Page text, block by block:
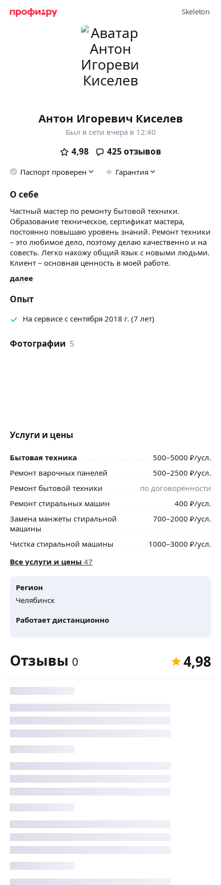
Антон Игоревич Киселев
Был в сети вчера в 12:40
4,98 425 отзывов
Паспорт проверен Гарантия
О себе
Частный мастер по ремонту бытовой техники.
Образование техническое, сертификат мастера,
постоянно повышаю уровень знаний. Ремонт техники
– это любимое дело, поэтому делаю качественно и на
совесть. Легко нахожу общий язык с новыми людьми.
Клиент – основная ценность в моей работе.
далее
Опыт
На сервисе с сентября 2018 г. (7 лет)
Фотографии 5
Услуги и цены
Бытовая техника 500–5000 ₽/усл.
Ремонт варочных панелей
500–2500 ₽/усл.
Ремонт бытовой техники
по договорённости
Ремонт стиральных машин
400 ₽/усл.
Замена манжеты стиральной
машины
700–2000 ₽/усл.
Чистка стиральной машины 1000–3000 ₽/усл.
Все услуги и цены 47
Регион
Челябинск
Работает дистанционно
Отзывы 0 4,98